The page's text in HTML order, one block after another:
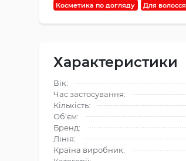
Косметика по догляду Для волосся
Характеристики
Вік:
Час застосування:
Кількість:
Об'єм:
Бренд:
Лінія:
Країна виробник: